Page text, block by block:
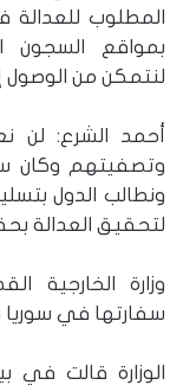
المطلوب للعدالة
بمواقع السجون
لنتمكن من
أحمد الشرع: لن
وتصفيتهم وكان
ونطالب الدول
لتحقيق العدالة
وزارة الخارجية
سفارتها في سوريا
الوزارة قالت في